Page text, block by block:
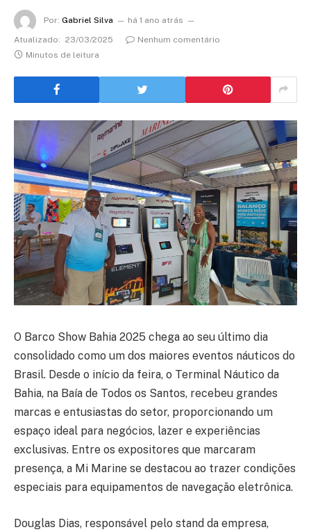
Por: Gabriel Silva
há 1 ano atrás
Atualizado: 23/03/2025
Nenhum comentário
Minutos de leitura
O Barco Show Bahia 2025 chega ao seu último dia
consolidado como um dos maiores eventos náuticos do
Brasil. Desde o início da feira, o Terminal Náutico da
Bahia, na Baía de Todos os Santos, recebeu grandes
marcas e entusiastas do setor, proporcionando um
espaço ideal para negócios, lazer e experiências
exclusivas. Entre os expositores que marcaram
presença, a Mi Marine se destacou ao trazer condições
especiais para equipamentos de navegação eletrônica.
Douglas Dias, responsável pelo stand da empresa,